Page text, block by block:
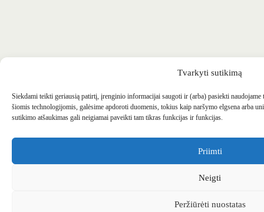
Tvarkyti sutikimą
Siekdami teikti geriausią patirtį, įrenginio informacijai saugoti ir (arba) pasiekti
šiomis technologijomis, galėsime apdoroti duomenis, tokius kaip naršymo elgsena arba
sutikimo atšaukimas gali neigiamai paveikti tam tikras funkcijas ir funkcijas.
Priimti
Neigti
Peržiūrėti nuostatas